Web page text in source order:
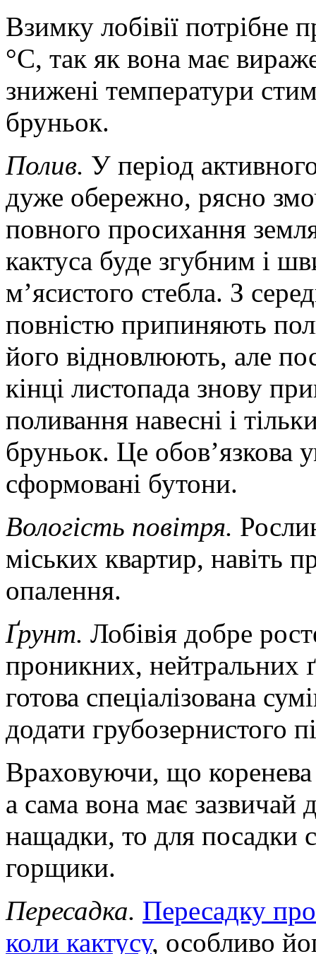
Взимку лобівії
°C, так як вона має
знижені температури
бруньок.
Полив. У період
дуже обережно, рясно
повного просихання
кактуса буде згубним і
м’ясистого стебла. З
повністю припиняють
його відновлюють, але
кінці листопада знову
поливання навесні і
бруньок. Це обов’язкова
сформовані бутони.
Вологість повітря.
міських квартир, навіть
опалення.
Ґрунт. Лобівія добре
проникних, нейтральних
готова спеціалізована
додати грубозернистого
Враховуючи, що
а сама вона має зазвичай
нащадки, то для посадки
горщики.
Пересадка. Пересадку
коли кактусу, особливо